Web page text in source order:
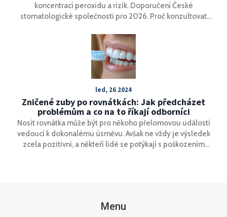
koncentrací peroxidu a rizik. Doporučení České
stomatologické společnosti pro 2026. Proč konzultovat
v jednoduchých krocích.
led, 26 2024
Zničené zuby po rovnátkách: Jak předcházet
problémům a co na to říkají odborníci
Nosít rovnátka může být pro někoho přelomovou událostí
vedoucí k dokonalému úsměvu. Avšak ne vždy je výsledek
zcela pozitivní, a někteří lidé se potýkají s poškozením
Menu